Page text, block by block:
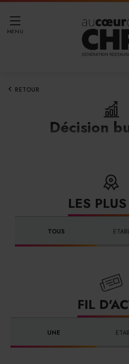
MENU
RETOUR
Décision
LES
TOUS
FIL
UNE